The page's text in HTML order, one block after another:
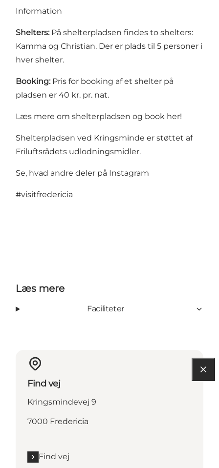
Information
Shelters: På shelterpladsen findes to shelters:
Kamma og Christian. Der er plads til 5 personer i
hver shelter.
Booking: Pris for booking af et shelter på
pladsen er 40 kr. pr. nat.
Læs mere om shelterpladsen og book her!
Shelterpladsen ved Kringsminde er støttet af
Friluftsrådets udlodningsmidler.
Se, hvad andre deler på Instagram
#visitfredericia
Læs mere
Faciliteter
Find vej
Kringsmindevej 9
7000 Fredericia
Find vej